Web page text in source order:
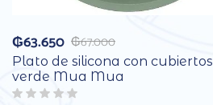
₲67.000
₲63.650
Plato de silicona con cubiertos
verde Mua Mua